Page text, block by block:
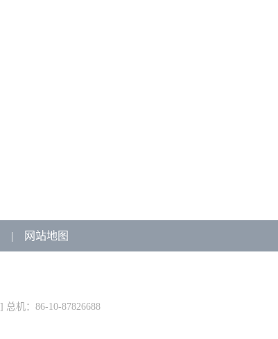
| 网站地图
] 总机：86-10-87826688